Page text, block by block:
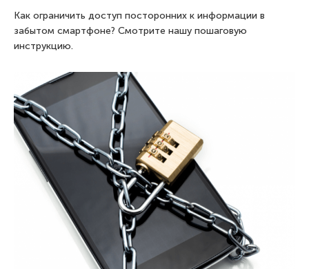
Как ограничить доступ посторонних к информации в
забытом смартфоне? Смотрите нашу пошаговую
инструкцию.